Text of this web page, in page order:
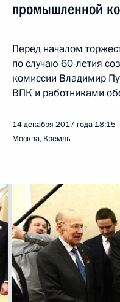
промышленной
Перед началом
по случаю 60-летия
комиссии Владимир
ВПК и работниками
14 декабря 2017 года 18:15
Москва, Кремль